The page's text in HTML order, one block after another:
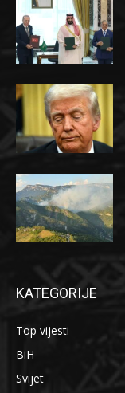
KATEGORIJE
Top vijesti
BiH
Svijet